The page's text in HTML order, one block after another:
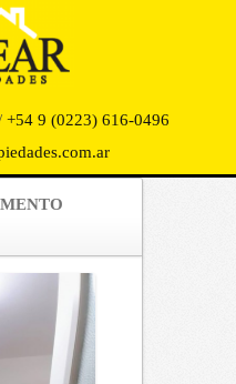
+54 9 (0223) 616-0496